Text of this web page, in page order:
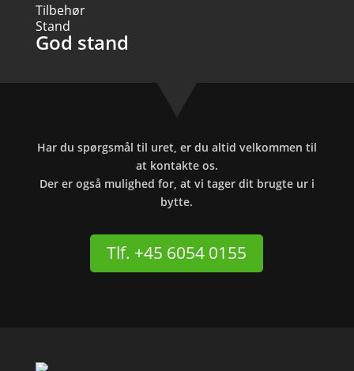
Tilbehør
Stand
God stand
Har du spørgsmål til uret, er du altid velkommen til
at kontakte os.
Der er også mulighed for, at vi tager dit brugte ur i
bytte.
Tlf. +45 6054 0155